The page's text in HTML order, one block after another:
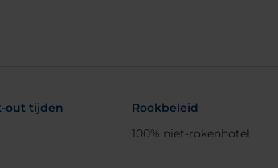
out tijden
Rookbeleid
100% niet-rokenhotel